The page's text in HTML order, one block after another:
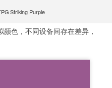
Striking Purple
色，不同设备间存在差异，